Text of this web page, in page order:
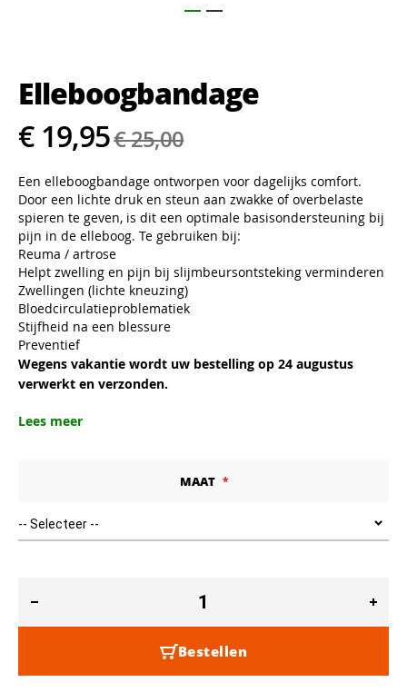
begin
van
de
afbeeldingen-
Elleboogbandage
€ 19,95€ 25,00
Een elleboogbandage ontworpen voor dagelijks comfort.
Door een lichte druk en steun aan zwakke of overbelaste
spieren te geven, is dit een optimale basisondersteuning bij
pijn in de elleboog. Te gebruiken bij:
Reuma / artrose
Helpt zwelling en pijn bij slijmbeursontsteking verminderen
Zwellingen (lichte kneuzing)
Bloedcirculatieproblematiek
Stijfheid na een blessure
Preventief
Wegens vakantie wordt uw bestelling op 24 augustus
verwerkt en verzonden.
Lees meer
MAAT
Bestellen